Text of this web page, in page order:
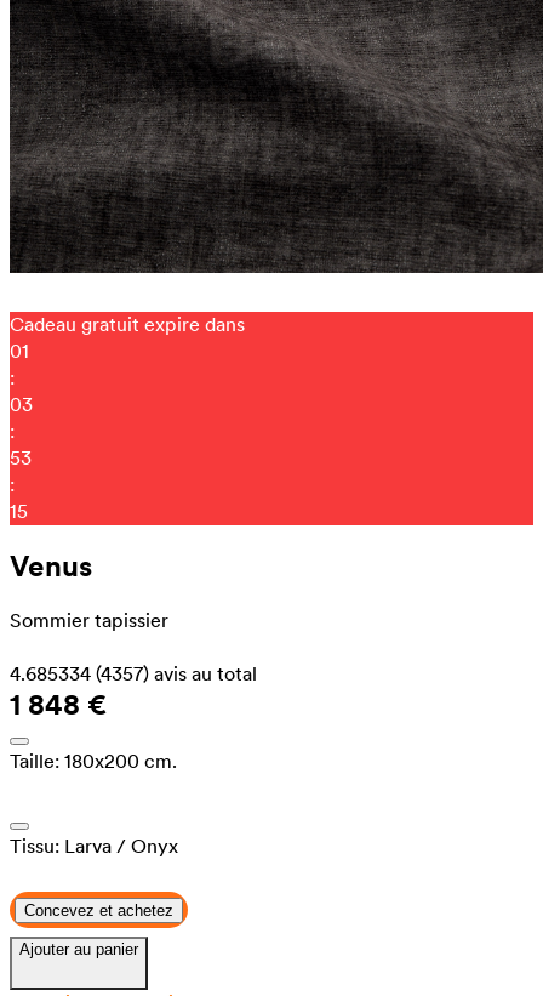
Cadeau gratuit expire dans
01
:
03
:
53
:
08
Venus
Sommier tapissier
4.685334 (4357) avis au total
1 848 €
Taille: 180x200 cm.
Tissu: Larva / Onyx
Concevez et achetez
Ajouter au panier